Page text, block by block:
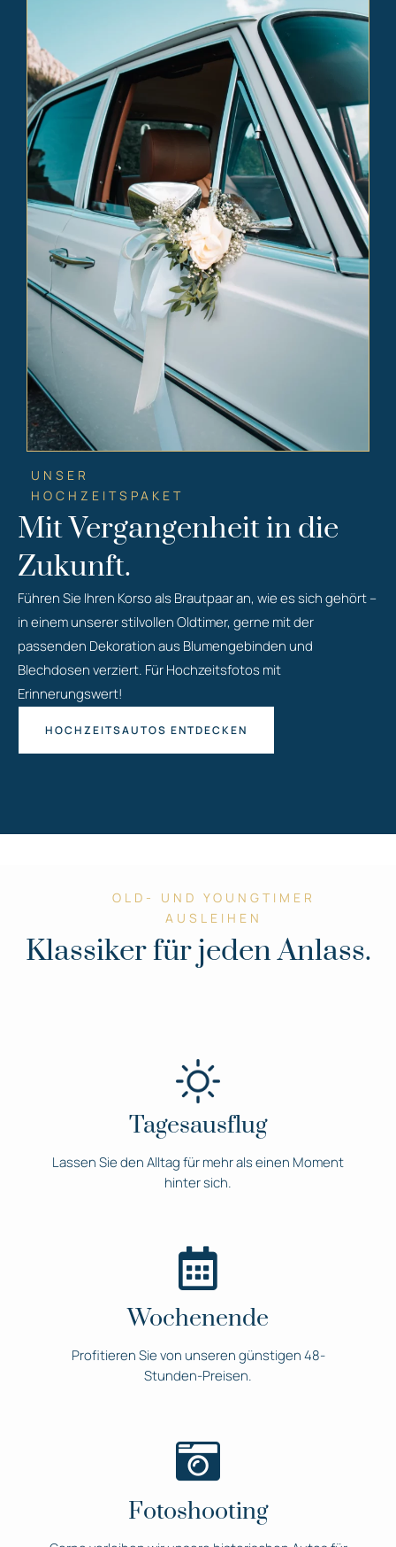
UNSER
HOCHZEITSPAKET
Mit Vergangenheit in die
Zukunft.
Führen Sie Ihren Korso als Brautpaar an, wie es sich gehört –
in einem unserer stilvollen Oldtimer, gerne mit der
passenden Dekoration aus Blumengebinden und
Blechdosen verziert. Für Hochzeitsfotos mit
Erinnerungswert!
HOCHZEITSAUTOS ENTDECKEN
OLD- UND YOUNGTIMER
AUSLEIHEN
Klassiker für jeden Anlass.
Tagesausflug
Lassen Sie den Alltag für mehr als einen Moment
hinter sich.
Wochenende
Profitieren Sie von unseren günstigen 48-
Stunden-Preisen.
Fotoshooting